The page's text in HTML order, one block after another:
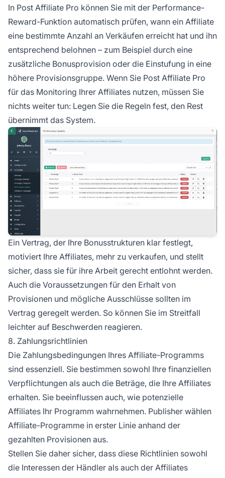
In Post Affiliate Pro können Sie mit der Performance-
Reward-Funktion automatisch prüfen, wann ein Affiliate
eine bestimmte Anzahl an Verkäufen erreicht hat und ihn
entsprechend belohnen – zum Beispiel durch eine
zusätzliche Bonusprovision oder die Einstufung in eine
höhere Provisionsgruppe. Wenn Sie Post Affiliate Pro
für das Monitoring Ihrer Affiliates nutzen, müssen Sie
nichts weiter tun: Legen Sie die Regeln fest, den Rest
übernimmt das System.
Ein Vertrag, der Ihre Bonusstrukturen klar festlegt,
motiviert Ihre Affiliates, mehr zu verkaufen, und stellt
sicher, dass sie für ihre Arbeit gerecht entlohnt werden.
Auch die Voraussetzungen für den Erhalt von
Provisionen und mögliche Ausschlüsse sollten im
Vertrag geregelt werden. So können Sie im Streitfall
leichter auf Beschwerden reagieren.
8. Zahlungsrichtlinien
Die Zahlungsbedingungen Ihres Affiliate-Programms
sind essenziell. Sie bestimmen sowohl Ihre finanziellen
Verpflichtungen als auch die Beträge, die Ihre Affiliates
erhalten. Sie beeinflussen auch, wie potenzielle
Affiliates Ihr Programm wahrnehmen. Publisher wählen
Affiliate-Programme in erster Linie anhand der
gezahlten Provisionen aus.
Stellen Sie daher sicher, dass diese Richtlinien sowohl
die Interessen der Händler als auch der Affiliates